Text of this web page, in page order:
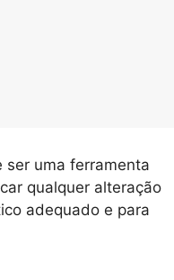
ser uma ferramenta
qualquer alteração
adequado e para